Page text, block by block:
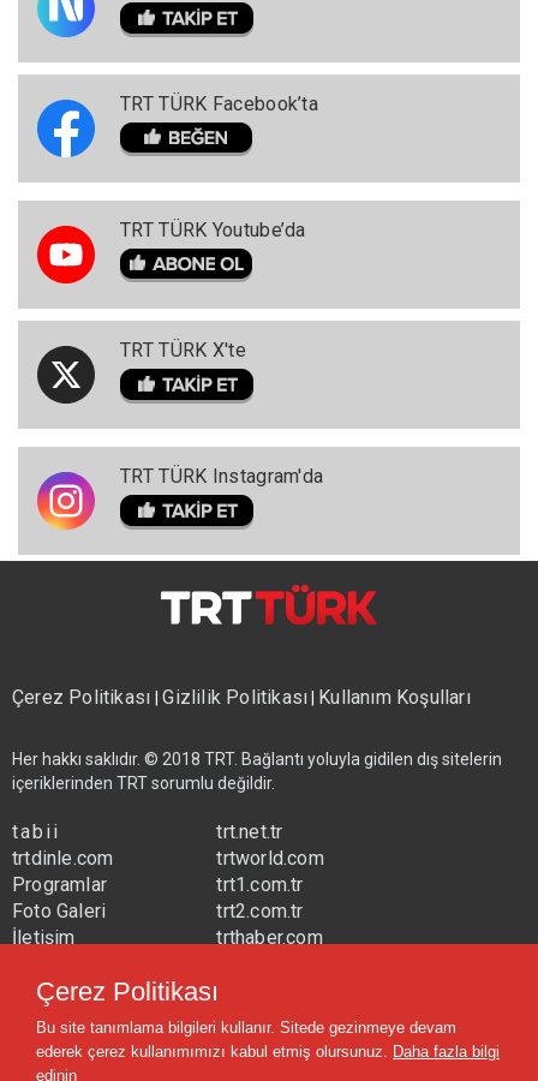
TRT TÜRK Facebook’ta
TRT TÜRK Youtube’da
TRT TÜRK X'te
TRT TÜRK Instagram'da
Çerez Politikası|Gizlilik Politikası| Kullanım Koşulları
Her hakkı saklıdır. © 2018 TRT. Bağlantı yoluyla gidilen dış sitelerin
içeriklerinden TRT sorumlu değildir.
tabii
trtdinle.com
Programlar
Foto Galeri
İletişim
trt.net.tr
trtworld.com
trt1.com.tr
trt2.com.tr
trthaber.com
trtavaz.com.tr
trtmuzik.net.tr
trtcocuk.net.tr
Çerez Politikası
Bu site tanımlama bilgileri kullanır. Sitede gezinmeye devam
ederek çerez kullanımımızı kabul etmiş olursunuz. Daha fazla bilgi
edinin